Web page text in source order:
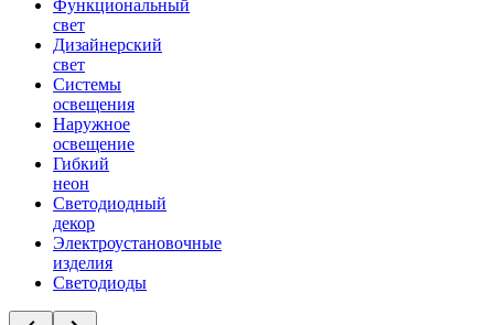
Функциональный
свет
Дизайнерский
свет
Системы
освещения
Наружное
освещение
Гибкий
неон
Светодиодный
декор
Электроустановочные
изделия
Светодиоды